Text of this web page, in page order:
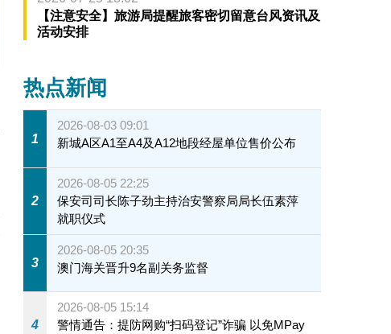
【注意安全】旅游局提醒旅客密切留意台风资讯及
活动安排
热点新闻
1
2026-08-03 09:01
新城A区A1至A4及A12地段经屋单位售价公布
2
2026-08-05 22:25
保安司司长陈子劲主持治安警察局局长伍素萍
就职仪式
3
2026-08-05 20:35
澳门海关晋升9名副关务监督
4
2026-08-05 15:14
警情通告：提防网购“扫码登记”诈骗 以免MPay